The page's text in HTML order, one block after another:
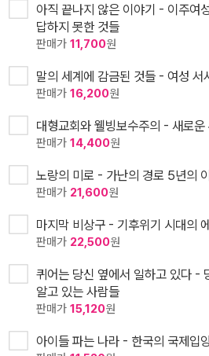
아직 끝나지 않은 이야기 - 이주여
답하지 못한 것들
판매가 11,700원
말의 세계에 감금된 것들 - 여성 서
판매가 16,200원
대형교회와 웰빙보수주의 - 새로운
판매가 14,400원
노랑의 미로 - 가난의 경로 5년의
판매가 21,600원
마지막 비상구 - 기후위기 시대의
판매가 22,500원
퀴어는 당신 옆에서 일하고 있다 -
알고 있는 사람들
판매가 15,120원
아이들 파는 나라 - 한국의 국제입